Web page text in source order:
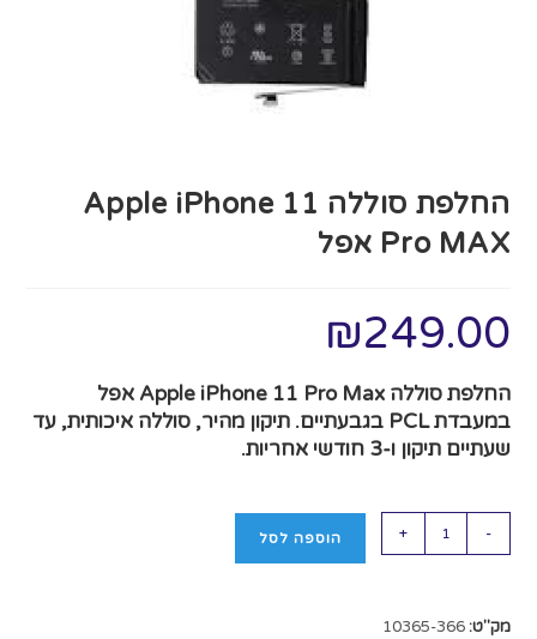
‏החלפת סוללה Apple iPhone 11
Pro MAX אפל
₪249.00
החלפת סוללה Apple iPhone 11 Pro Max אפל
במעבדת PCL בגבעתיים. תיקון מהיר, סוללה איכותית, עד
שעתיים תיקון ו-3 חודשי אחריות.
-
+ הוספה לסל
מק"ט:10365-366